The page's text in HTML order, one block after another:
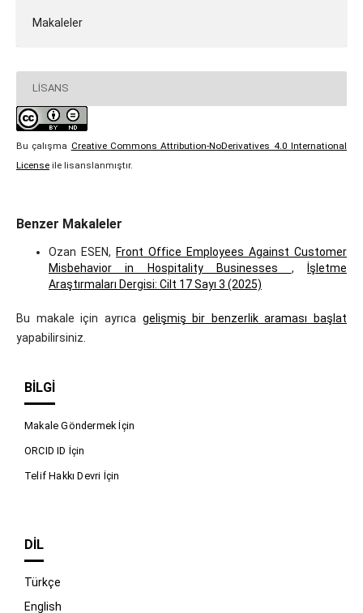
Makaleler
LISANS
Bu çalışma Creative Commons Attribution-NoDerivatives 4.0 International
Licenseile lisanslanmıştır.
Benzer Makaleler
Ozan ESEN, Front Office Employees Against Customer
Misbehavior in Hospitality Businesses ,
İşletme
Araştırmaları Dergisi: Cilt 17 Sayı 3 (2025)
Bu makale için ayrıca gelişmiş bir benzerlik araması başlat
yapabilirsiniz.
BILGI
Makale Göndermek İçin
ORCID ID İçin
Telif Hakkı Devri İçin
DIL
Türkçe
English